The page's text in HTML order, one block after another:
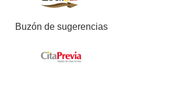
Buzón de sugerencias